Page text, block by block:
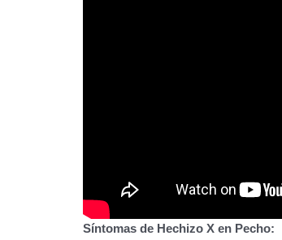
Síntomas de Hechizo X en Pecho: